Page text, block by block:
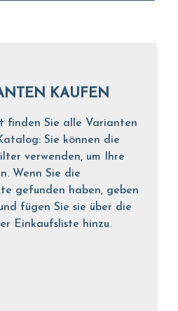
KAUFEN
finden Sie alle Varianten
Sie können die
verwenden, um Ihre
Wenn Sie die
gefunden haben, geben
fügen Sie sie über die
Einkaufsliste hinzu.